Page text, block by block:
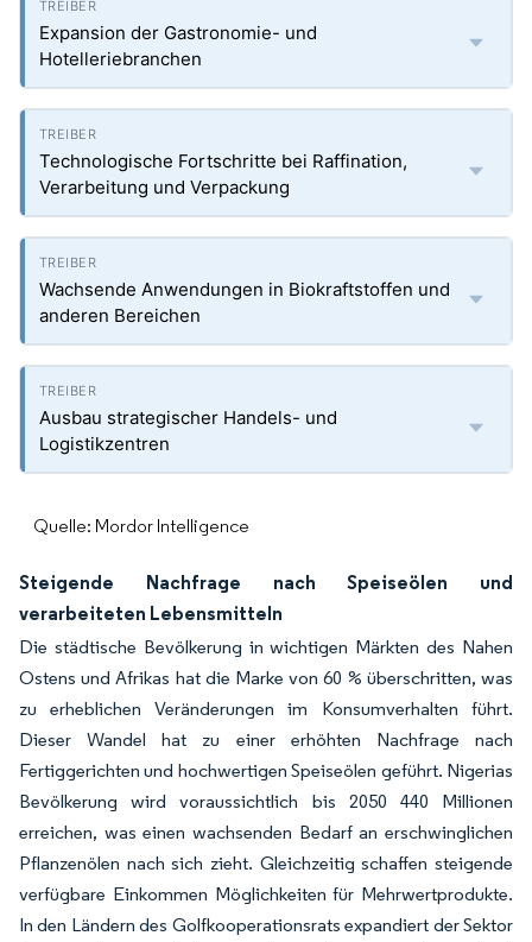
Expansion der Gastronomie- und
Hotelleriebranchen
Technologische Fortschritte bei Raffination,
Verarbeitung und Verpackung
Wachsende Anwendungen in Biokraftstoffen und
anderen Bereichen
Ausbau strategischer Handels- und
Logistikzentren
Quelle: Mordor Intelligence
Steigende Nachfrage nach Speiseölen und
verarbeiteten Lebensmitteln
Die städtische Bevölkerung in wichtigen Märkten des Nahen
Ostens und Afrikas hat die Marke von 60 % überschritten, was
zu erheblichen Veränderungen im Konsumverhalten führt.
Dieser Wandel hat zu einer erhöhten Nachfrage nach
Fertiggerichten und hochwertigen Speiseölen geführt. Nigerias
Bevölkerung wird voraussichtlich bis 2050 440 Millionen
erreichen, was einen wachsenden Bedarf an erschwinglichen
Pflanzenölen nach sich zieht. Gleichzeitig schaffen steigende
verfügbare Einkommen Möglichkeiten für Mehrwertprodukte.
In den Ländern des Golfkooperationsrats expandiert der Sektor